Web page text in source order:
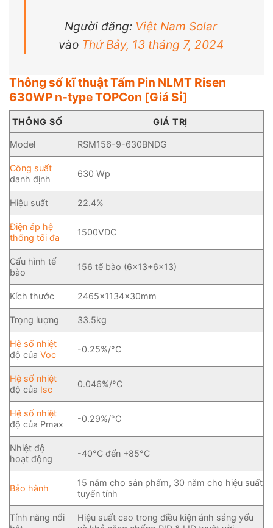
Người đăng: Việt Nam Solar
vào Thứ Bảy, 13 tháng 7, 2024
Thông số kĩ thuật Tấm Pin NLMT Risen
630WP n-type TOPCon [Giá Sỉ]
THÔNG SỐ GIÁ TRỊ
Model RSM156-9-630BNDG
Công suất
danh định
630 Wp
Hiệu suất 22.4%
Điện áp hệ
thống tối đa
1500VDC
Cấu hình tế
bào
156 tế bào (6×13+6×13)
Kích thước 2465×1134×30mm
Trọng lượng 33.5kg
Hệ số nhiệt
độ của Voc
-0.25%/°C
Hệ số nhiệt
độ của Isc
0.046%/°C
Hệ số nhiệt
độ của Pmax
-0.29%/°C
Nhiệt độ
hoạt động
-40°C đến +85°C
Bảo hành
15 năm cho sản phẩm, 30 năm cho hiệu suất
tuyến tính
Tính năng nổi
Hiệu suất cao trong điều kiện ánh sáng yếu